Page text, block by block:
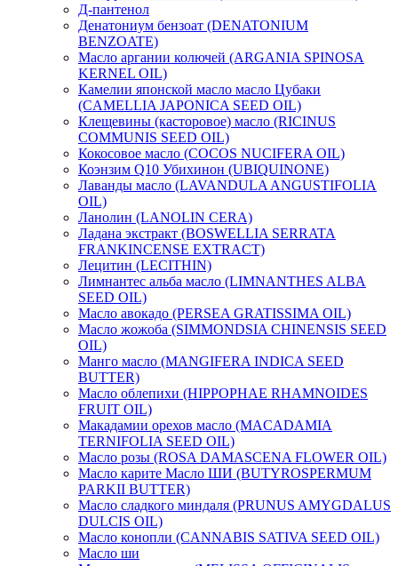
Д-пантенол
Денатониум бензоат (DENATONIUM
BENZOATE)
Масло аргании колючей (ARGANIA SPINOSA
KERNEL OIL)
Камелии японской масло масло Цубаки
(CAMELLIA JAPONICA SEED OIL)
Клещевины (касторовое) масло (RICINUS
COMMUNIS SEED OIL)
Кокосовое масло (COCOS NUCIFERA OIL)
Коэнзим Q10 Убихинон (UBIQUINONE)
Лаванды масло (LAVANDULA ANGUSTIFOLIA
OIL)
Ланолин (LANOLIN CERA)
Ладана экстракт (BOSWELLIA SERRATA
FRANKINCENSE EXTRACT)
Лецитин (LECITHIN)
Лимнантес альба масло (LIMNANTHES ALBA
SEED OIL)
Масло авокадо (PERSEA GRATISSIMA OIL)
Масло жожоба (SIMMONDSIA CHINENSIS SEED
OIL)
Манго масло (MANGIFERA INDICA SEED
BUTTER)
Масло облепихи (HIPPOPHAE RHAMNOIDES
FRUIT OIL)
Макадамии орехов масло (MACADAMIA
TERNIFOLIA SEED OIL)
Масло розы (ROSA DAMASCENA FLOWER OIL)
Масло карите Масло ШИ (BUTYROSPERMUM
PARKII BUTTER)
Масло сладкого миндаля (PRUNUS AMYGDALUS
DULCIS OIL)
Масло конопли (CANNABIS SATIVA SEED OIL)
Масло ши